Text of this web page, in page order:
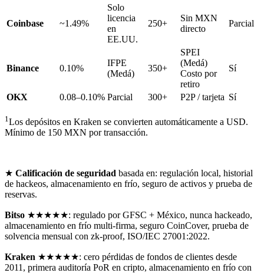
Coinbase ~1.49%
Solo
licencia
en
EE.UU.
250+
Sin MXN
directo
Parcial
Binance 0.10%
IFPE
(Medá)
350+
SPEI
(Medá)
Costo por
retiro
Sí
OKX 0.08–0.10% Parcial 300+ P2P / tarjeta Sí
1 Los depósitos en Kraken se convierten automáticamente a USD.
Mínimo de 150 MXN por transacción.
★ Calificación de seguridad basada en: regulación local, historial
de hackeos, almacenamiento en frío, seguro de activos y prueba de
reservas.
Bitso ★★★★★: regulado por GFSC + México, nunca hackeado,
almacenamiento en frío multi-firma, seguro CoinCover, prueba de
solvencia mensual con zk-proof, ISO/IEC 27001:2022.
Kraken ★★★★★: cero pérdidas de fondos de clientes desde
2011, primera auditoría PoR en cripto, almacenamiento en frío con